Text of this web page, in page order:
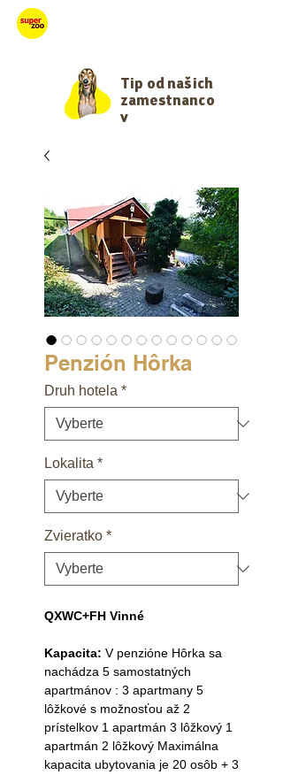
Tip od našich
zamestnanco
v
Penzión Hôrka
Druh hotela *
Lokalita *
Zvieratko *
QXWC+FH Vinné
Kapacita: V penzióne Hôrka sa
nachádza 5 samostatných
apartmánov : 3 apartmany 5
lôžkové s možnosťou až 2
prístelkov 1 apartmán 3 lôžkový 1
apartmán 2 lôžkový Maximálna
kapacita ubytovania je 20 osôb + 3